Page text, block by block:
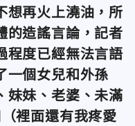
想再火上澆油，所
的造謠言論，記者
程度已經無法言語
一個女兒和外孫
妹妹、老婆、未滿
裡面還有我疼愛